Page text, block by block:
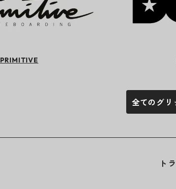
PRIMITIVE
全てのグリ
ト